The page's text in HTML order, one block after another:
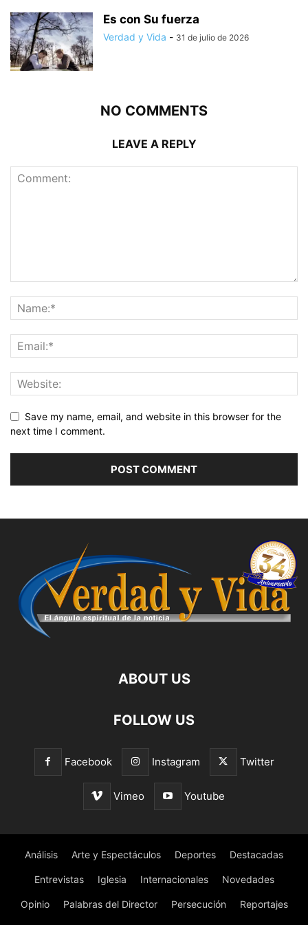
Es con Su fuerza
Verdad y Vida - 31 de julio de 2026
NO COMMENTS
LEAVE A REPLY
Save my name, email, and website in this browser for the
next time I comment.
ABOUT US
FOLLOW US
Facebook Instagram Twitter
Vimeo Youtube
Análisis Arte y Espectáculos Deportes Destacadas
Entrevistas Iglesia Internacionales Novedades
Opinio Palabras del Director Persecución Reportajes